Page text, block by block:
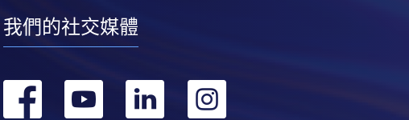
我們的社交媒體
轉 轉 轉 轉